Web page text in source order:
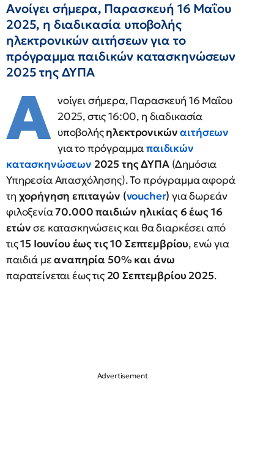
Ανοίγει σήμερα, Παρασκευή 16 Μαΐου
2025, η διαδικασία υποβολής
ηλεκτρονικών αιτήσεων για το
πρόγραμμα παιδικών κατασκηνώσεων
2025 της ΔΥΠΑ
Α νοίγει σήμερα, Παρασκευή 16 Μαΐου
2025, στις 16:00, η διαδικασία
υποβολήςηλεκτρονικώναιτήσεων
για το πρόγραμμαπαιδικών
κατασκηνώσεων 2025 της ΔΥΠΑ(Δημόσια
Υπηρεσία Απασχόλησης). Το πρόγραμμα αφορά
τη χορήγηση επιταγών (voucher) για δωρεάν
φιλοξενία70.000 παιδιών ηλικίας 6 έως 16
ετώνσε κατασκηνώσεις και θα διαρκέσει από
τις15 Ιουνίου έως τις 10 Σεπτεμβρίου, ενώ για
παιδιά μεαναπηρία 50% και άνω
παρατείνεται έως τις 20 Σεπτεμβρίου 2025.